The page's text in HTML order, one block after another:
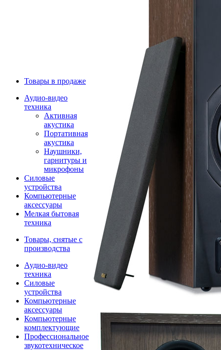
Товары в продаже
Аудио-видео
техника
Активная
акустика
Портативная
акустика
Наушники,
гарнитуры и
микрофоны
Силовые
устройства
Компьютерные
аксессуары
Мелкая бытовая
техника
Товары, снятые с
производства
Аудио-видео
техника
Силовые
устройства
Компьютерные
аксессуары
Компьютерные
комплектующие
Профессиональное
звукотехническое